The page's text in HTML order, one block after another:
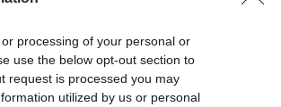
processing of your personal or
use the below opt-out section to
request is processed you may
utilized by us or personal
og / eller langsom effektive operativsystemer.